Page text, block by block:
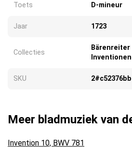
Toets D-mineur
Jaar 1723
Collecties
Bärenreiter
SKU 2#c52376bb
Meer bladmuziek van
Invention 10, BWV 781